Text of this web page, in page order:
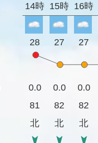
14時 15時 16時
28 27 27
0.0 0.0 0.0
81
82 82
北
北 北